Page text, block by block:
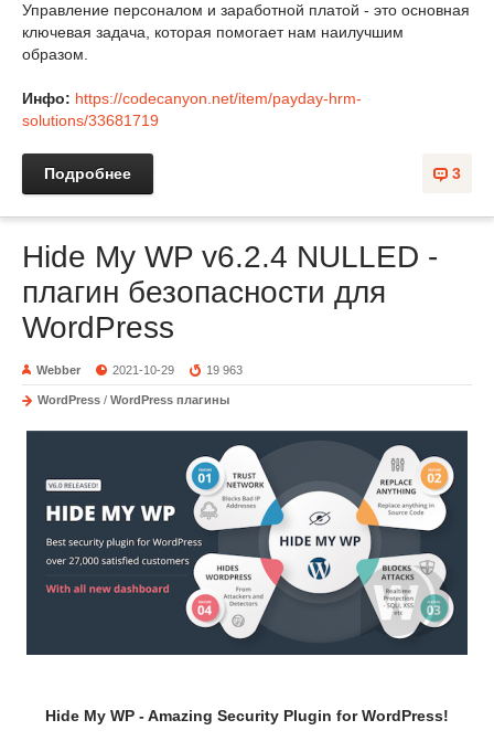
Управление персоналом и заработной платой - это основная
ключевая задача, которая помогает нам наилучшим
образом.
Инфо: https://codecanyon.net/item/payday-hrm-
solutions/33681719
3
Подробнее
Hide My WP v6.2.4 NULLED -
плагин безопасности для
WordPress
Webber 2021-10-29 19 963
WordPress / WordPress плагины
Hide My WP - Amazing Security Plugin for WordPress!